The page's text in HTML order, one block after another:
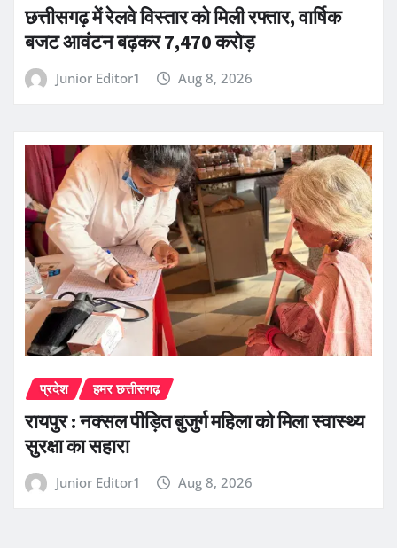
छत्तीसगढ़ में रेलवे विस्तार को मिली रफ्तार, वार्षिक
बजट आवंटन बढ़कर 7,470 करोड़
Junior Editor1 Aug 8, 2026
प्रदेश हमर छत्तीसगढ़
रायपुर : नक्सल पीड़ित बुजुर्ग महिला को मिला स्वास्थ्य
सुरक्षा का सहारा
Junior Editor1 Aug 8, 2026